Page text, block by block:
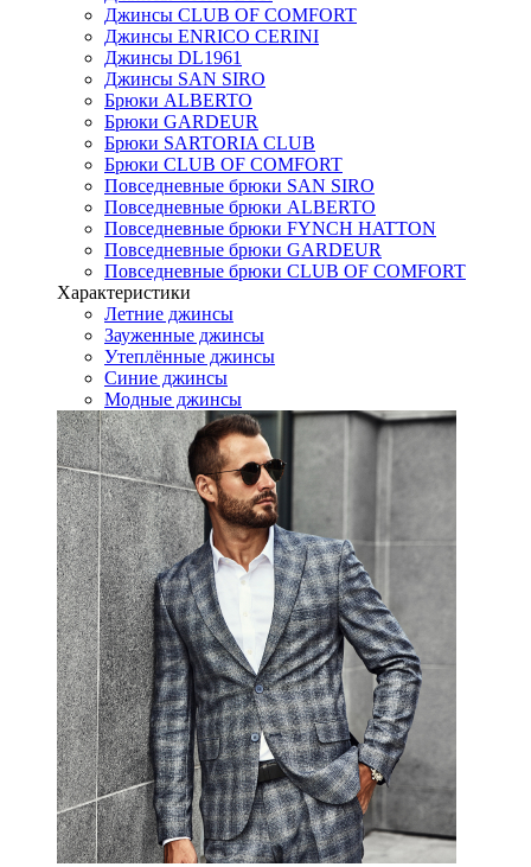
Джинсы CLUB OF COMFORT
Джинсы ENRICO CERINI
Джинсы DL1961
Джинсы SAN SIRO
Брюки ALBERTO
Брюки GARDEUR
Брюки SARTORIA CLUB
Брюки CLUB OF COMFORT
Повседневные брюки SAN SIRO
Повседневные брюки ALBERTO
Повседневные брюки FYNCH HATTON
Повседневные брюки GARDEUR
Повседневные брюки CLUB OF COMFORT
Характеристики
Летние джинсы
Зауженные джинсы
Утеплённые джинсы
Синие джинсы
Модные джинсы